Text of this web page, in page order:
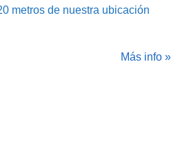
metros de nuestra ubicación
Más info »